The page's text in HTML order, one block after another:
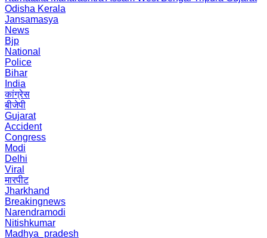
Odisha Kerala
Jansamasya
News
Bjp
National
Police
Bihar
India
कांग्रेस
बीजेपी
Gujarat
Accident
Congress
Modi
Delhi
Viral
मारपीट
Jharkhand
Breakingnews
Narendramodi
Nitishkumar
Madhya_pradesh